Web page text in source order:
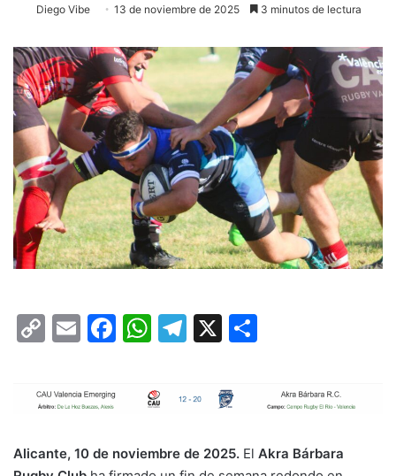
Diego Vibe 13 de noviembre de 2025 3 minutos de lectura
C
p
y
Li
E
ai
l
F
b
W
at
s
A
T
gr
a
X
p
ar
Alicante, 10 de noviembre de 2025. El Akra Bárbara